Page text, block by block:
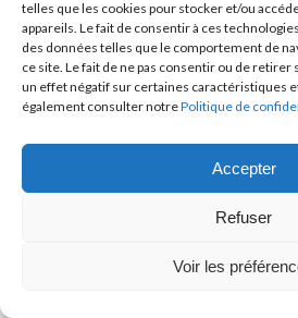
telles que les cookies pour stocker et/ou
appareils. Le fait de consentir à ces
des données telles que le comportement de
ce site. Le fait de ne pas consentir ou de
un effet négatif sur certaines caractéristiques
également consulter notrePolitique de
Accepter
Refuser
Voir les
TÉLÉCHARGER ONDAGO
BLOGUE
© 2026 Tous droits réservés -